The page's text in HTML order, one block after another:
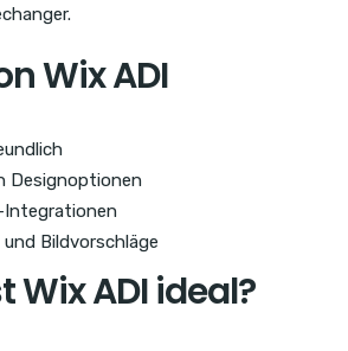
Wix ADI
Designoptionen
Integrationen
Bildvorschläge
Wix ADI ideal?